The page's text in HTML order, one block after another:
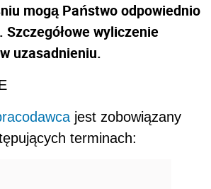
mogą Państwo odpowiednio
Szczegółowe wyliczenie
uzasadnieniu.
jest zobowiązany
terminach: